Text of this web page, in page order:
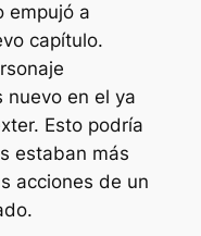
empujó a
capítulo.
nuevo en el ya
Esto podría
estaban más
acciones de un